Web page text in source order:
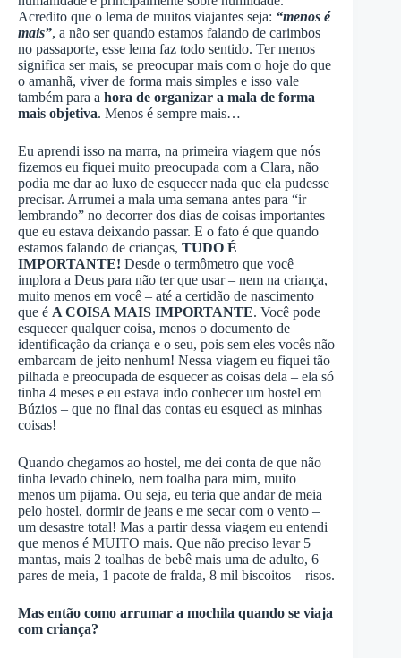
Acredito que o lema de muitos viajantes seja: “menos é
mais”, a não ser quando estamos falando de carimbos
no passaporte, esse lema faz todo sentido. Ter menos
significa ser mais, se preocupar mais com o hoje do que
o amanhã, viver de forma mais simples e isso vale
também para a hora de organizar a mala de forma
mais objetiva. Menos é sempre mais…
Eu aprendi isso na marra, na primeira viagem que nós
fizemos eu fiquei muito preocupada com a Clara, não
podia me dar ao luxo de esquecer nada que ela pudesse
precisar. Arrumei a mala uma semana antes para “ir
lembrando” no decorrer dos dias de coisas importantes
que eu estava deixando passar. E o fato é que quando
estamos falando de crianças, TUDO É
IMPORTANTE! Desde o termômetro que você
implora a Deus para não ter que usar – nem na criança,
muito menos em você – até a certidão de nascimento
que é A COISA MAIS IMPORTANTE. Você pode
esquecer qualquer coisa, menos o documento de
identificação da criança e o seu, pois sem eles vocês não
embarcam de jeito nenhum! Nessa viagem eu fiquei tão
pilhada e preocupada de esquecer as coisas dela – ela só
tinha 4 meses e eu estava indo conhecer um hostel em
Búzios – que no final das contas eu esqueci as minhas
coisas!
Quando chegamos ao hostel, me dei conta de que não
tinha levado chinelo, nem toalha para mim, muito
menos um pijama. Ou seja, eu teria que andar de meia
pelo hostel, dormir de jeans e me secar com o vento –
um desastre total! Mas a partir dessa viagem eu entendi
que menos é MUITO mais. Que não preciso levar 5
mantas, mais 2 toalhas de bebê mais uma de adulto, 6
pares de meia, 1 pacote de fralda, 8 mil biscoitos – risos.
Mas então como arrumar a mochila quando se viaja
com criança?